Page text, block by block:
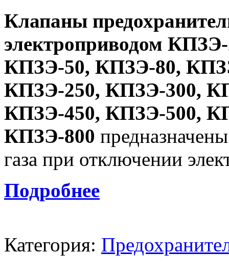
Клапаны
электроприводом КПЗЭ-
КПЗЭ-50, КПЗЭ-80,
КПЗЭ-250, КПЗЭ-300,
КПЗЭ-450, КПЗЭ-500,
КПЗЭ-800
газа при отключении
Подробнее
Категория: